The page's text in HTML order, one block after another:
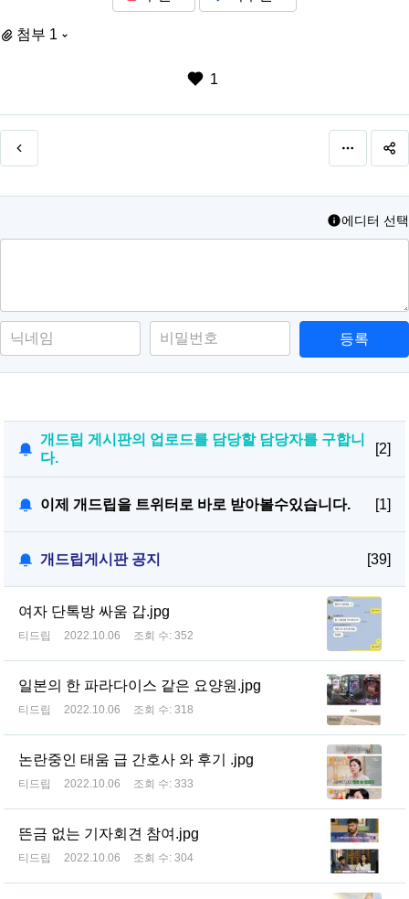
첨부 1
1
에디터 선택
등록
개드립 게시판의 업로드를 담당할 담당자를 구합니
다.
[2]
이제 개드립을 트위터로 바로 받아볼수있습니다. [1]
개드립게시판 공지 [39]
여자 단톡방 싸움 갑.jpg
티드립 2022.10.06 조회 수: 352
일본의 한 파라다이스 같은 요양원.jpg
티드립 2022.10.06 조회 수: 318
논란중인 태움 급 간호사 와 후기 .jpg
티드립 2022.10.06 조회 수: 333
뜬금 없는 기자회견 참여.jpg
티드립 2022.10.06 조회 수: 304